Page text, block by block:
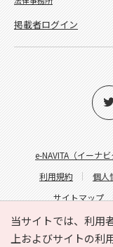
当サイトでは、利用
上およびサイトの利
e-NAVITA（イーナ
利用規約
個人
サイトマップ
サイ
掲載者ログイン